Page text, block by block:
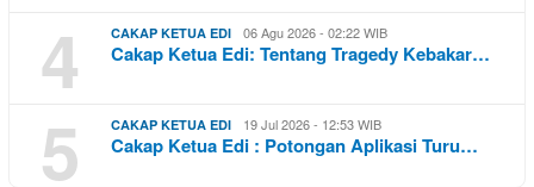
4 CAKAP KETUA EDI 06 Agu 2026 - 02:22 WIB
Cakap Ketua Edi: Tentang Tragedy Kebakar…
5 CAKAP KETUA EDI 19 Jul 2026 - 12:53 WIB
Cakap Ketua Edi : Potongan Aplikasi Turu…